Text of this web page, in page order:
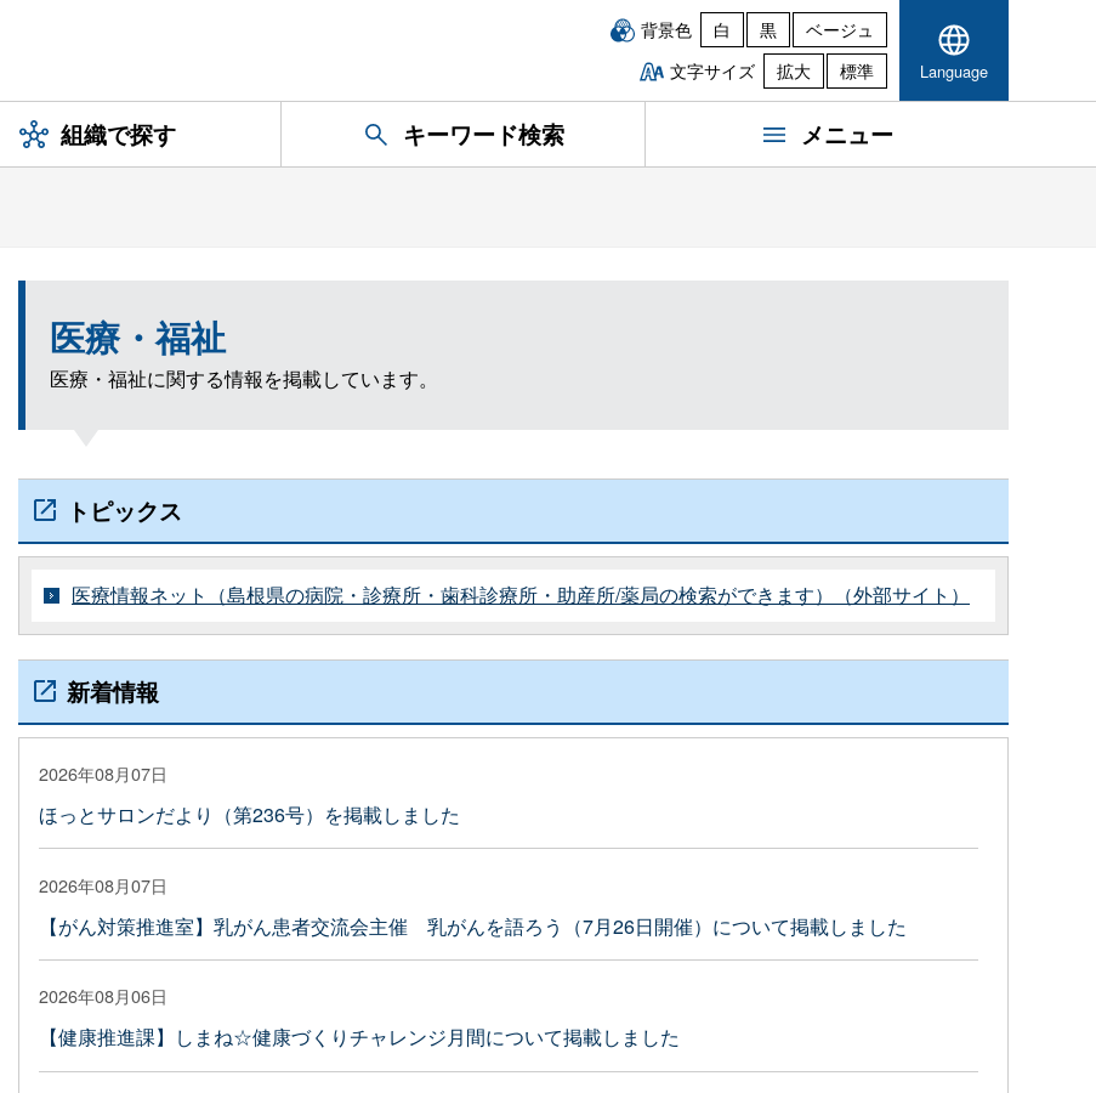
背景色 白 黒
ベージュ
文字サイズ
拡大 標準 Language
組織で探す キーワード検索 メニュー
医療・福祉
医療・福祉に関する情報を掲載しています。
トピックス
医療情報ネット（島根県の病院・診療所・歯科診療所・助産所/薬局の検索ができます）（外部サイト）
新着情報
2026年08月07日
ほっとサロンだより（第236号）を掲載しました
2026年08月07日
【がん対策推進室】乳がん患者交流会主催 乳がんを語ろう（7月26日開催）について掲載しました
2026年08月06日
【健康推進課】しまね☆健康づくりチャレンジ月間について掲載しました